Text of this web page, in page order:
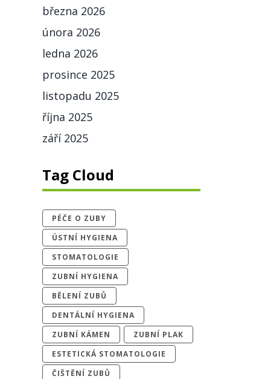
března 2026
února 2026
ledna 2026
prosince 2025
listopadu 2025
října 2025
září 2025
Tag Cloud
PÉČE O ZUBY
ÚSTNÍ HYGIENA
STOMATOLOGIE
ZUBNÍ HYGIENA
BĚLENÍ ZUBŮ
DENTÁLNÍ HYGIENA
ZUBNÍ KÁMEN
ZUBNÍ PLAK
ESTETICKÁ STOMATOLOGIE
ČIŠTĚNÍ ZUBŮ